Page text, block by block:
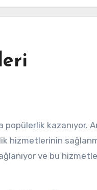
hizmetlerinin
ve bu